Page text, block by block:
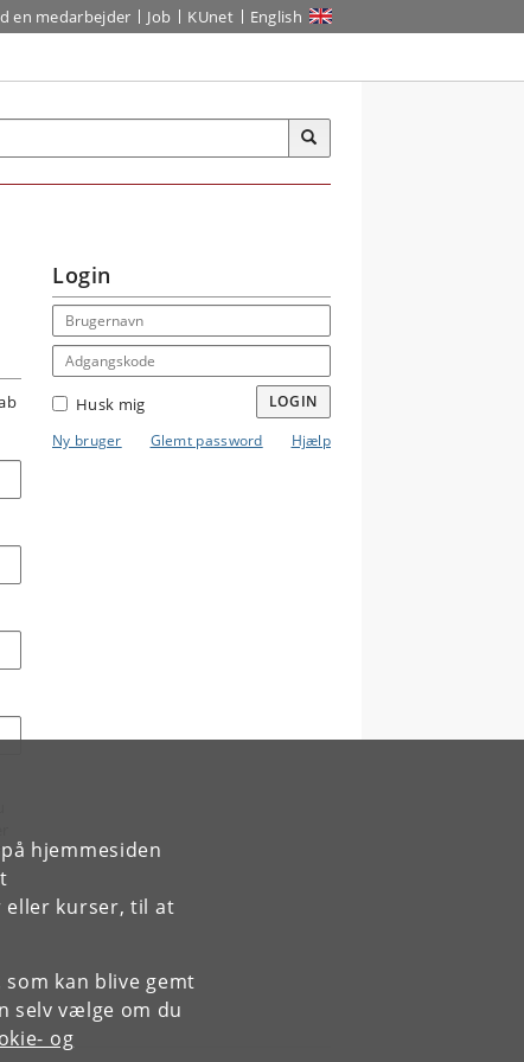
hjemmesiden
eller kurser, til at
kan blive gemt
selv vælge om du
og
en medarbejder Job KUnet English
Login
Email address
Adgangskode
Husk mig
LOGIN
Ny bruger
Glemt password Hjælp